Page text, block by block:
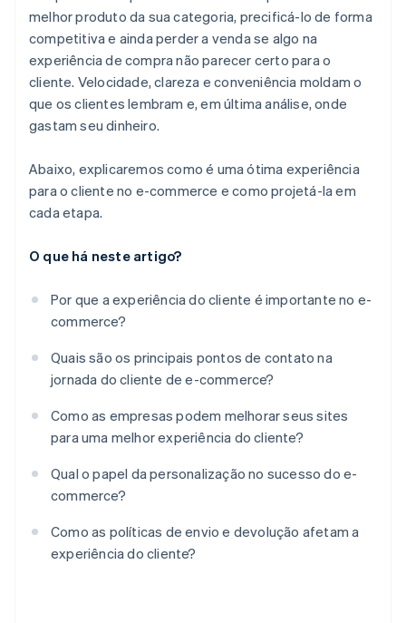
melhor produto da sua categoria, precificá-lo de forma
competitiva e ainda perder a venda se algo na
experiência de compra não parecer certo para o
cliente. Velocidade, clareza e conveniência moldam o
que os clientes lembram e, em última análise, onde
gastam seu dinheiro.
Abaixo, explicaremos como é uma ótima experiência
para o cliente no e-commerce e como projetá-la em
cada etapa.
O que há neste artigo?
Por que a experiência do cliente é importante no e-
commerce?
Quais são os principais pontos de contato na
jornada do cliente de e-commerce?
Como as empresas podem melhorar seus sites
para uma melhor experiência do cliente?
Qual o papel da personalização no sucesso do e-
commerce?
Como as políticas de envio e devolução afetam a
experiência do cliente?